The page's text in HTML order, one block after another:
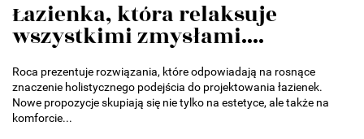
Łazienka, która relaksuje
wszystkimi zmysłami....
Roca prezentuje rozwiązania, które odpowiadają na rosnące
znaczenie holistycznego podejścia do projektowania łazienek.
Nowe propozycje skupiają się nie tylko na estetyce, ale także na
komforcie...